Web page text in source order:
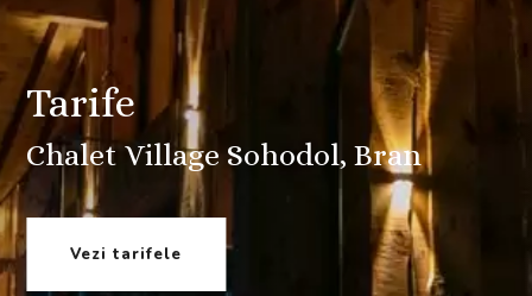
Tarife
Chalet Village Sohodol, Bran
Vezi tarifele